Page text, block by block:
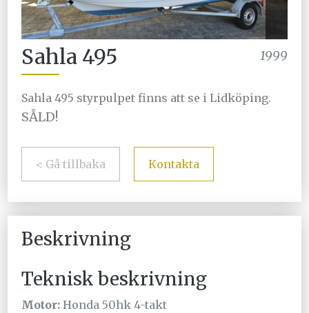
Sahla 495 1999
Sahla 495 styrpulpet finns att se i Lidköping.
SÅLD!
< Gå tillbaka Kontakta
Beskrivning
Teknisk beskrivning
Motor: Honda 50hk 4-takt